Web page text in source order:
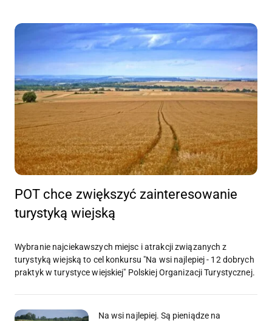
POT chce zwiększyć zainteresowanie
turystyką wiejską
Wybranie najciekawszych miejsc i atrakcji związanych z
turystyką wiejską to cel konkursu "Na wsi najlepiej - 12 dobrych
praktyk w turystyce wiejskiej" Polskiej Organizacji Turystycznej.
Na wsi najlepiej. Są pieniądze na